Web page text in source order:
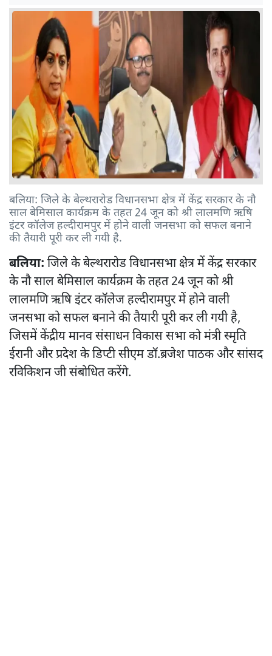
बलिया: जिले के बेल्थरारोड विधानसभा क्षेत्र में केंद्र सरकार के नौ
साल बेमिसाल कार्यक्रम के तहत 24 जून को श्री लालमणि ऋषि
इंटर कॉलेज हल्दीरामपुर में होने वाली जनसभा को सफल बनाने
की तैयारी पूरी कर ली गयी है.
बलिया: जिले के बेल्थरारोड विधानसभा क्षेत्र में केंद्र सरकार
के नौ साल बेमिसाल कार्यक्रम के तहत 24 जून को श्री
लालमणि ऋषि इंटर कॉलेज हल्दीरामपुर में होने वाली
जनसभा को सफल बनाने की तैयारी पूरी कर ली गयी है,
जिसमें केंद्रीय मानव संसाधन विकास सभा को मंत्री स्मृति
ईरानी और प्रदेश के डिप्टी सीएम डॉ.ब्रजेश पाठक और सांसद
रविकिशन जी संबोधित करेंगे.